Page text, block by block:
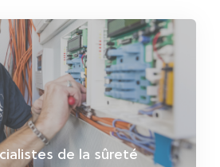
de la sûreté